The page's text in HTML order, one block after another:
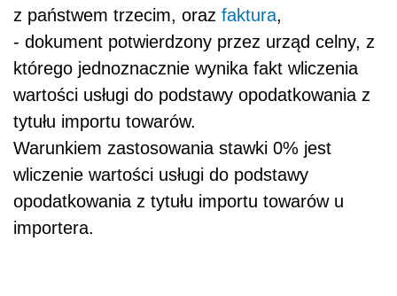
z państwem trzecim, oraz faktura,
- dokument potwierdzony przez urząd celny, z
którego jednoznacznie wynika fakt wliczenia
wartości usługi do podstawy opodatkowania z
tytułu importu towarów.
Warunkiem zastosowania stawki 0% jest
wliczenie wartości usługi do podstawy
opodatkowania z tytułu importu towarów u
importera.